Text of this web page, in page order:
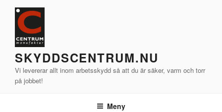
Hoppa
innehåll
SKYDDSCENTRUM.NU
Vi levererar allt inom arbetsskydd så att du är säker, varm och torr
på jobbet!
Meny